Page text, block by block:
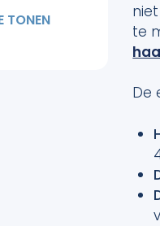
TONEN
te
De